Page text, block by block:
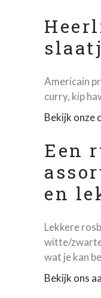
Americain
curry, kip
Bekijk onze
Een
en
Lekkere
witte/
wat je kan
Bekijk ons